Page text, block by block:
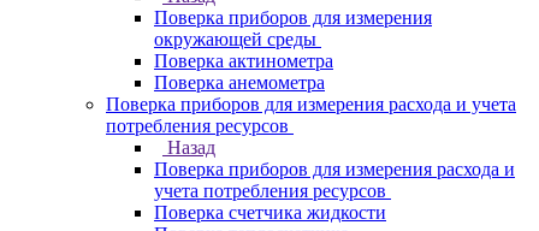
Поверка приборов для измерения
окружающей среды
Поверка актинометра
Поверка анемометра
Поверка приборов для измерения расхода и учета
потребления ресурсов
Назад
Поверка приборов для измерения расхода и
учета потребления ресурсов
Поверка счетчика жидкости